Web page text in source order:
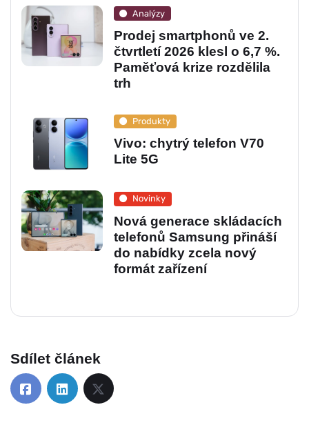
Analýzy
Prodej smartphonů ve 2.
čtvrtletí 2026 klesl o 6,7 %.
Paměťová krize rozdělila
trh
Produkty
Vivo: chytrý telefon V70
Lite 5G
Novinky
Nová generace skládacích
telefonů Samsung přináší
do nabídky zcela nový
formát zařízení
Sdílet článek